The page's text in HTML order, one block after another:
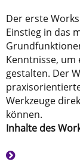
Der erste
Einstieg in das
Kenntnisse, um
gestalten. Der
Werkzeuge
können.
Inhalte des